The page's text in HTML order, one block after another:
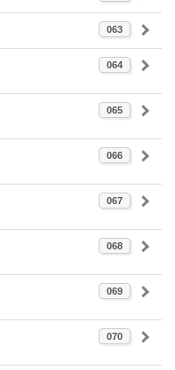
063
064
065
066
067
068
069
070